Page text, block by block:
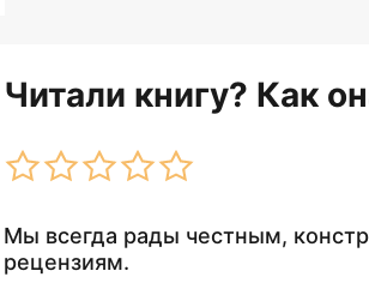
Читали книгу? Как
Мы всегда рады честным,
рецензиям.